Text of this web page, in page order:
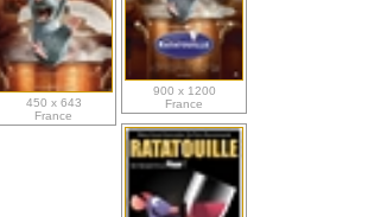
450 x 643
France
900 x 1200
France